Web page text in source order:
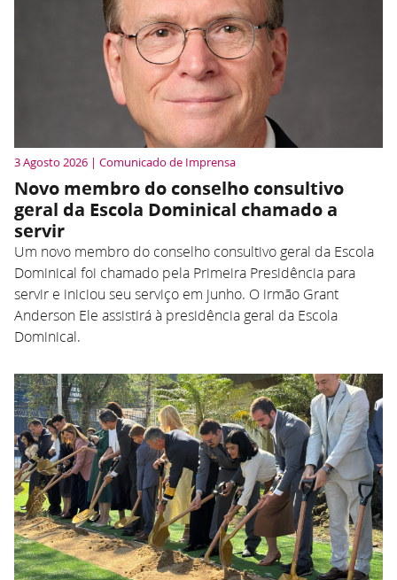
3 Agosto 2026 | Comunicado de Imprensa
Novo membro do conselho consultivo
geral da Escola Dominical chamado a
servir
Um novo membro do conselho consultivo geral da Escola
Dominical foi chamado pela Primeira Presidência para
servir e iniciou seu serviço em junho. O irmão Grant
Anderson Ele assistirá à presidência geral da Escola
Dominical.